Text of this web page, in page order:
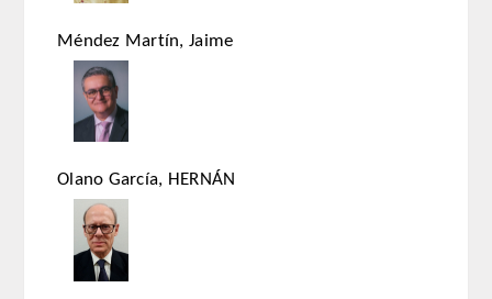
HISTÓRICO DE ACADÉMICOS
Número
Honor
Correspondientes
Correspondientes Extranjeros
Méndez Martín, Jaime
Olano García, HERNÁN